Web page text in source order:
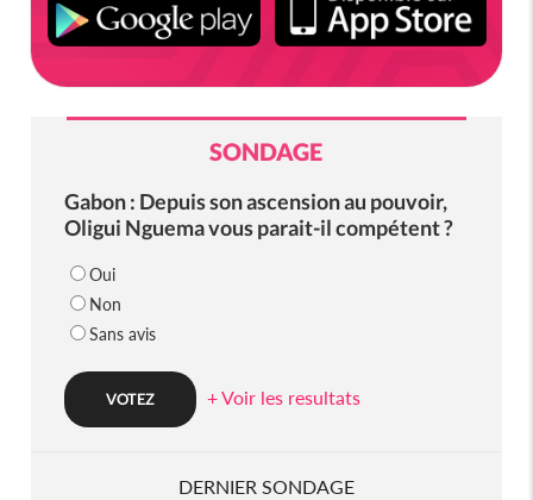
SONDAGE
Gabon : Depuis son ascension au pouvoir,
Oligui Nguema vous parait-il compétent ?
Oui
Non
Sans avis
+ Voir les resultats
DERNIER SONDAGE